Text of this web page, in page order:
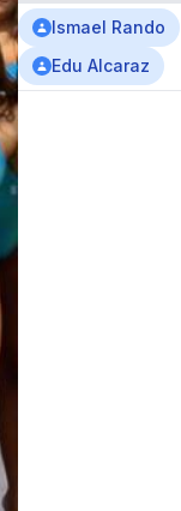
Ismael Rando
Edu Alcaraz